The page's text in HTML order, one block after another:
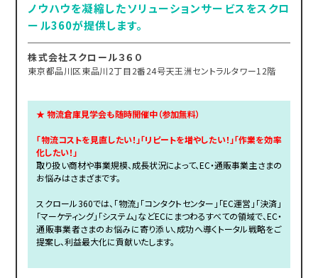
ノウハウを凝縮したソリューションサービスをスクロ
ール360が提供します。
株式会社スクロール３６０
東京都品川区東品川2丁目2番24号天王洲セントラルタワー12階
★ 物流倉庫見学会も随時開催中（参加無料）
「物流コストを見直したい！」「リピートを増やしたい！」「作業を効率
化したい！」
取り扱い商材や事業規模、成長状況によって、EC・通販事業主さまの
お悩みはさまざまです。
スクロール360では、「物流」「コンタクトセンター」「EC運営」「決済」
「マーケティング」「システム」などECにまつわるすべての領域で、EC・
通販事業者さまのお悩みに寄り添い、成功へ導くトータル戦略をご
提案し、利益最大化に貢献いたします。